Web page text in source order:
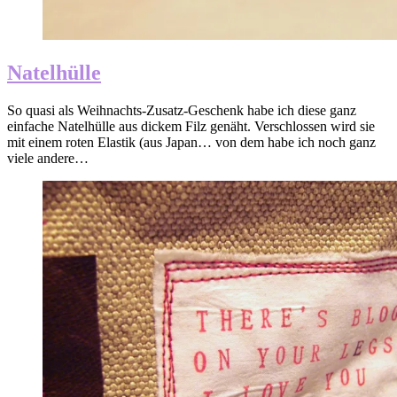
Natelhülle
So quasi als Weihnachts-Zusatz-Geschenk habe ich diese ganz
einfache Natelhülle aus dickem Filz genäht. Verschlossen wird sie
mit einem roten Elastik (aus Japan… von dem habe ich noch ganz
viele andere…